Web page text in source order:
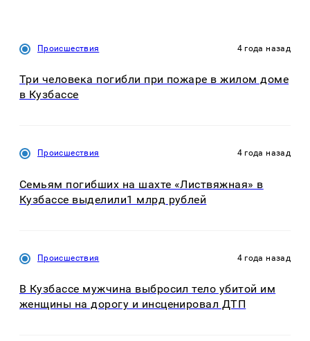
Происшествия 4 года назад
Три человека погибли при пожаре в жилом доме
в Кузбассе
Происшествия 4 года назад
Семьям погибших на шахте «Листвяжная» в
Кузбассе выделили1 млрд рублей
Происшествия 4 года назад
В Кузбассе мужчина выбросил тело убитой им
женщины на дорогу и инсценировал ДТП